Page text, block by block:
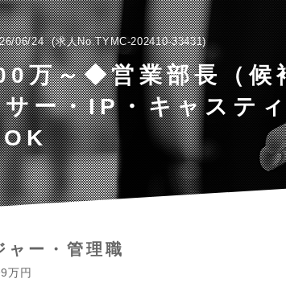
06/24 求人No.TYMC-202410-33431
万～◆営業部長（候
ー・IP・キャステ
OK
ャー・管理職
万円